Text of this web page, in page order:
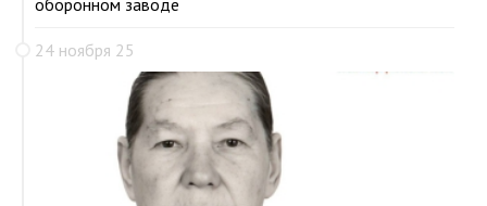
24 ноября 25